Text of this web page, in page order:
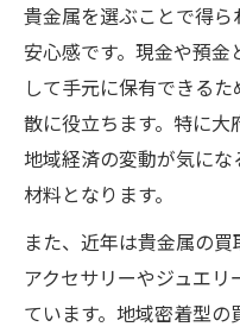
貴金属を選ぶことで得
安心感です。現金や預
して手元に保有できる
散に役立ちます。特に
地域経済の変動が気に
材料となります。
また、近年は貴金属の
アクセサリーやジュエ
ています。地域密着型